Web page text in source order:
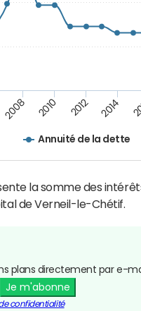
Annuité de la dette
2008 2010 2012 2014
la somme des
de Verneil-le-Chétif.
plans directement par e-
Je m'abonne
confidentialité